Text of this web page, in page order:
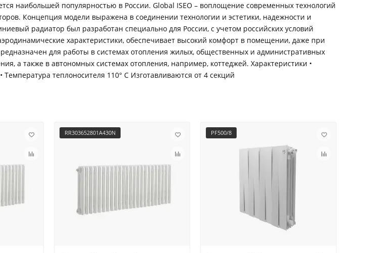
наибольшей популярностью в России. Global ISEO – воплощение современных технологий
Концепция модели выражена в соединении технологии и эстетики, надежности и
радиатор был разработан специально для России, с учетом российских условий
характеристики, обеспечивает высокий комфорт в помещении, даже при
для работы в системах отопления жилых, общественных и административных
а также в автономных системах отопления, например, коттеджей. Характеристики •
теплоносителя 110° С Изготавливаются от 4 секций
RR303652801A430N PF500/8